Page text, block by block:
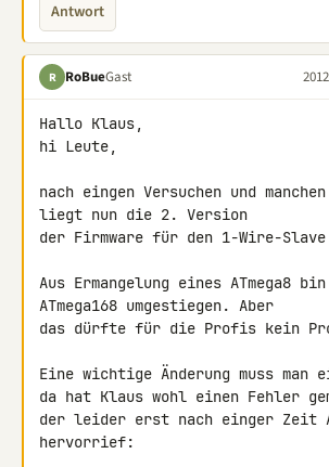
Antwort
R RoBueGast
Hallo Klaus,
hi Leute,
nach eingen Versuchen und
liegt nun die 2. Version
der Firmware für den 1-Wire-
Aus Ermangelung eines ATmega8
ATmega168 umgestiegen. Aber
das dürfte für die Profis kein
Eine wichtige Änderung muss man
da hat Klaus wohl einen Fehler
der leider erst nach einger Zeit